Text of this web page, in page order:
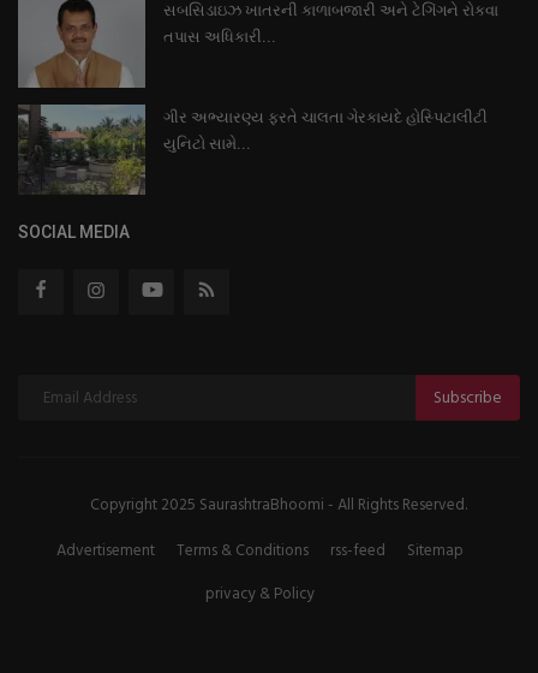
સબસિડાઇઝ ખાતરની કાળાબજારી અને ટેગિંગને રોકવા
તપાસ અધિકારી...
ગીર અભ્યારણ્ય ફરતે ચાલતા ગેરકાયદે હોસ્પિટાલીટી
યુનિટો સામે...
SOCIAL MEDIA
Subscribe
Copyright 2025 SaurashtraBhoomi - All Rights Reserved.
Advertisement
Terms & Conditions rss-feed
Sitemap
privacy & Policy